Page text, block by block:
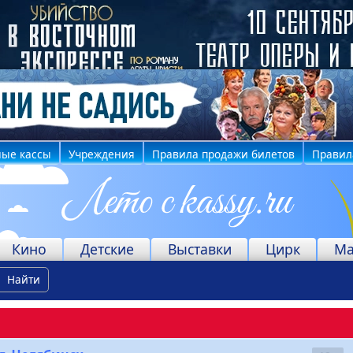
кассы Учреждения Правила продажи билетов
Кино Детские Выставки Цирк
Найти